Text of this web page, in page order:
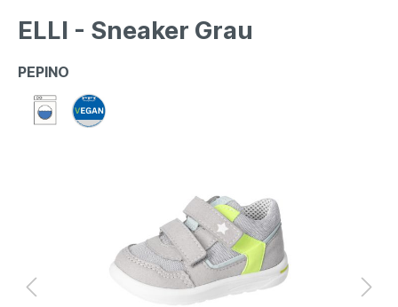
ELLI - Sneaker Grau
PEPINO